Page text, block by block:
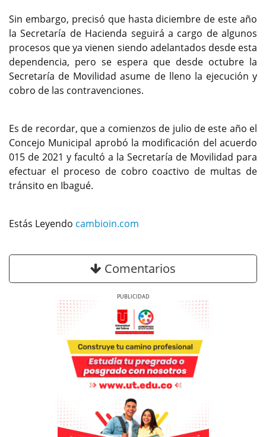
Sin embargo, precisó que hasta diciembre de este año
la Secretaría de Hacienda seguirá a cargo de algunos
procesos que ya vienen siendo adelantados desde esta
dependencia, pero se espera que desde octubre la
Secretaría de Movilidad asume de lleno la ejecución y
cobro de las contravenciones.
Es de recordar, que a comienzos de julio de este año el
Concejo Municipal aprobó la modificación del acuerdo
015 de 2021 y facultó a la Secretaría de Movilidad para
efectuar el proceso de cobro coactivo de multas de
tránsito en Ibagué.
Estás Leyendo cambioin.com
Comentarios